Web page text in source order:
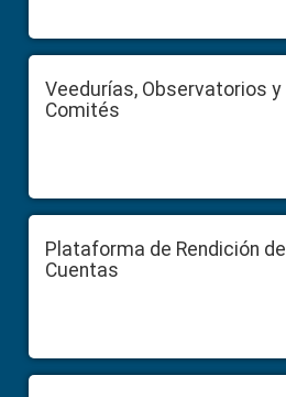
Veedurías, Observatorios y
Comités
Plataforma de Rendición de
Cuentas